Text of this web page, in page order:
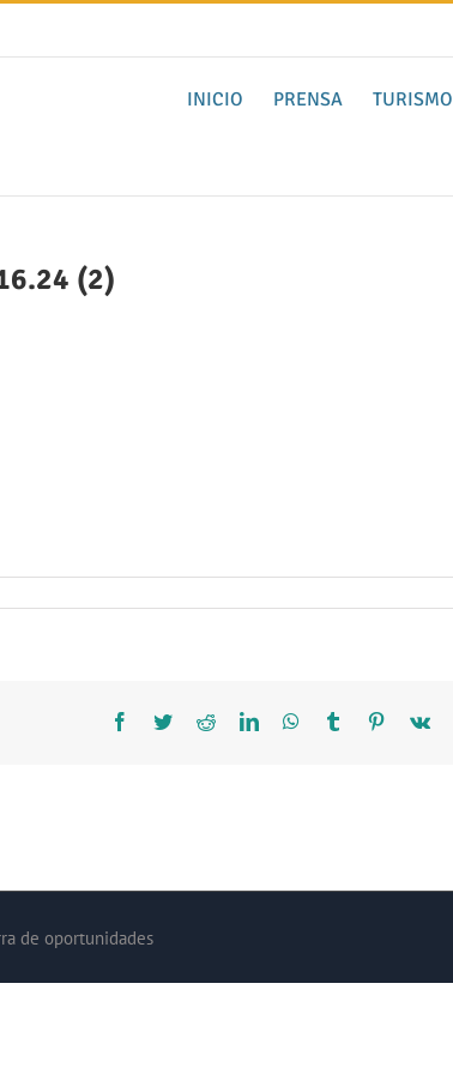
INICIO PRENSA TURISMO
(2)
Facebook
TwitterRedditLinkedInWhatsApp
Tumblr Pinterest
Vk
de oportunidades